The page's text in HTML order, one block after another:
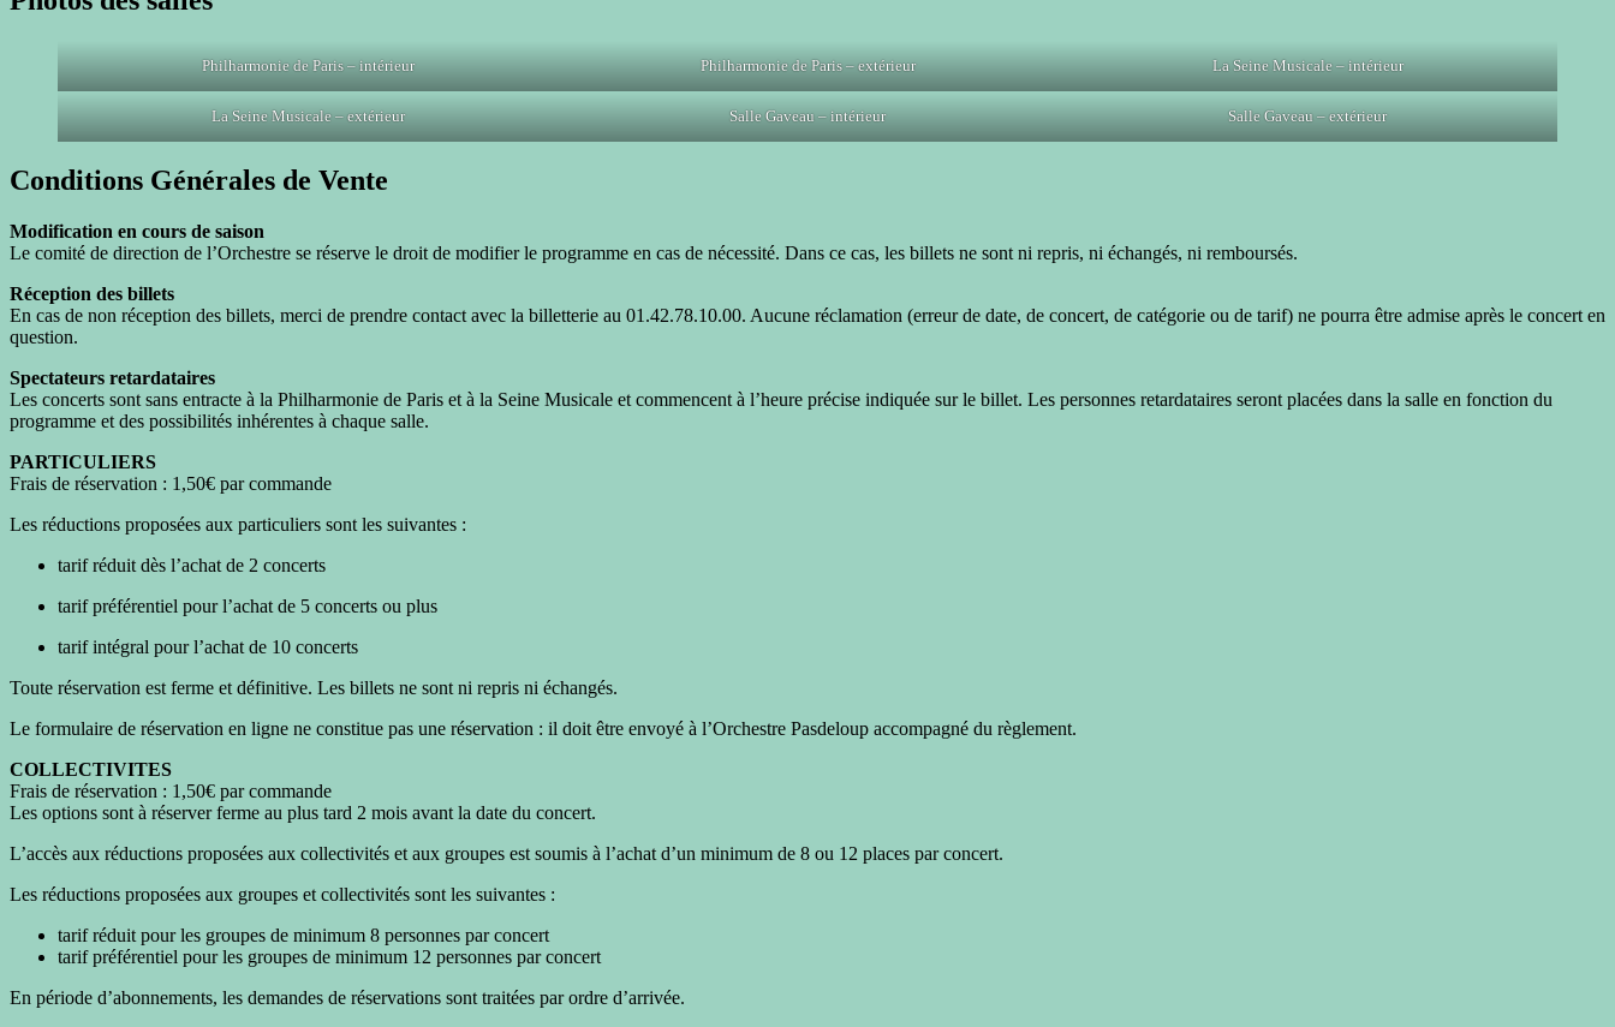
Philharmonie de Paris – intérieur Philharmonie de Paris – extérieur La Seine Musicale – intérieur
La Seine Musicale – extérieur Salle Gaveau – intérieur Salle Gaveau – extérieur
Conditions Générales de Vente
Modification en cours de saison
Le comité de direction de l’Orchestre se réserve le droit de modifier le programme en cas de nécessité. Dans ce cas, les billets ne sont ni repris, ni échangés, ni remboursés.
Réception des billets
En cas de non réception des billets, merci de prendre contact avec la billetterie au 01.42.78.10.00. Aucune réclamation (erreur de date, de concert, de catégorie ou de tarif) ne pourra être admise après le concert en
question.
Spectateurs retardataires
Les concerts sont sans entracte à la Philharmonie de Paris et à la Seine Musicale et commencent à l’heure précise indiquée sur le billet. Les personnes retardataires seront placées dans la salle en fonction du
programme et des possibilités inhérentes à chaque salle.
PARTICULIERS
Frais de réservation : 1,50€ par commande
Les réductions proposées aux particuliers sont les suivantes :
tarif réduit dès l’achat de 2 concerts
tarif préférentiel pour l’achat de 5 concerts ou plus
tarif intégral pour l’achat de 10 concerts
Toute réservation est ferme et définitive. Les billets ne sont ni repris ni échangés.
Le formulaire de réservation en ligne ne constitue pas une réservation : il doit être envoyé à l’Orchestre Pasdeloup accompagné du règlement.
COLLECTIVITES
Frais de réservation : 1,50€ par commande
Les options sont à réserver ferme au plus tard 2 mois avant la date du concert.
L’accès aux réductions proposées aux collectivités et aux groupes est soumis à l’achat d’un minimum de 8 ou 12 places par concert.
Les réductions proposées aux groupes et collectivités sont les suivantes :
tarif réduit pour les groupes de minimum 8 personnes par concert
tarif préférentiel pour les groupes de minimum 12 personnes par concert
En période d’abonnements, les demandes de réservations sont traitées par ordre d’arrivée.